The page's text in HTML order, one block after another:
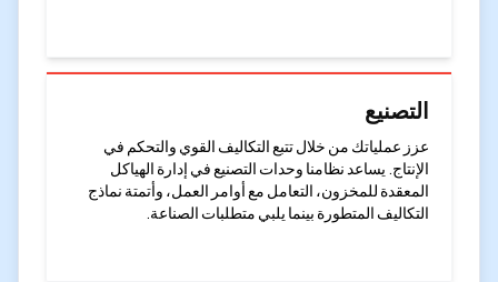
التصنيع
عزز عملياتك من خلال تتبع التكاليف القوي والتحكم في
الإنتاج. يساعد نظامنا وحدات التصنيع في إدارة الهياكل
المعقدة للمخزون، التعامل مع أوامر العمل، وأتمتة نماذج
التكاليف المتطورة بينما يلبي متطلبات الصناعة.